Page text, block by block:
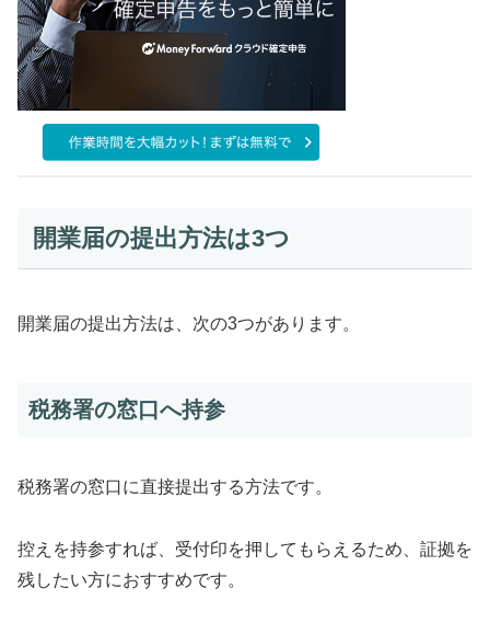
開業届の提出方法は3つ
開業届の提出方法は、次の3つがあります。
税務署の窓口へ持参
税務署の窓口に直接提出する方法です。
控えを持参すれば、受付印を押してもらえるため、証拠を
残したい方におすすめです。